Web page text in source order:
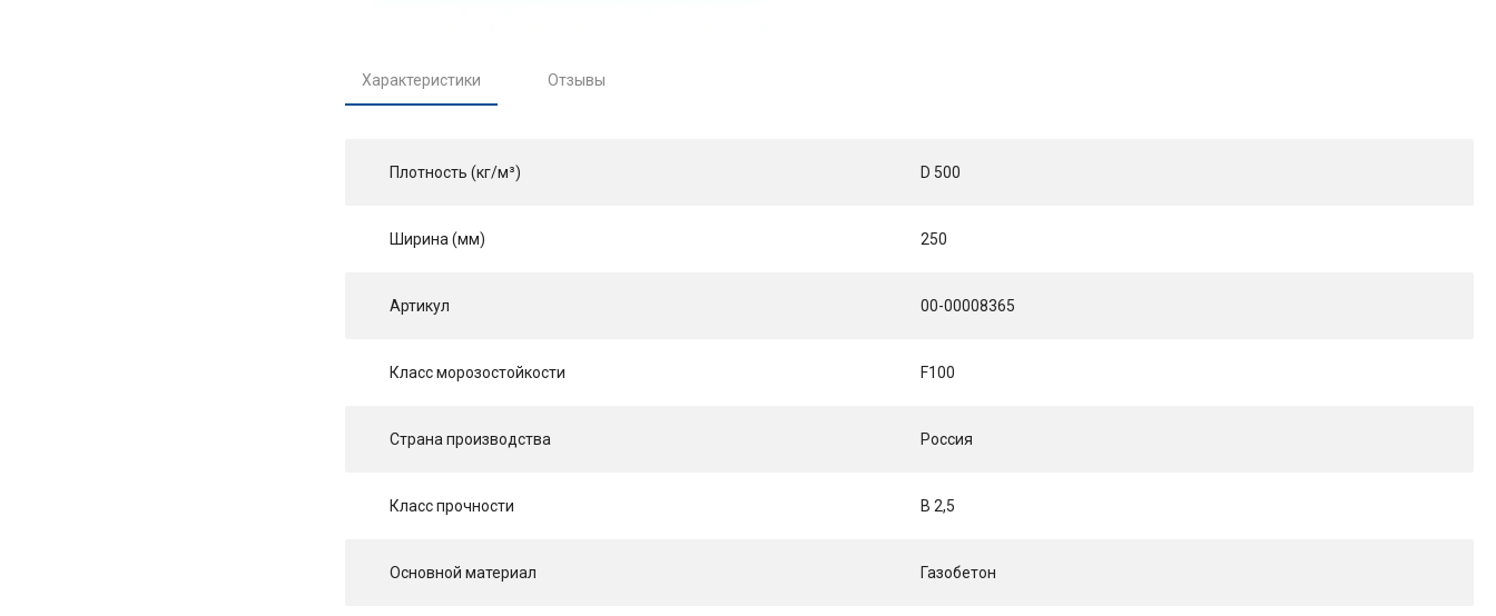
Характеристики Отзывы
Плотность (кг/м³) D 500
Ширина (мм) 250
Артикул 00-00008365
Класс морозостойкости F100
Страна производства Россия
Класс прочности B 2,5
Основной материал Газобетон